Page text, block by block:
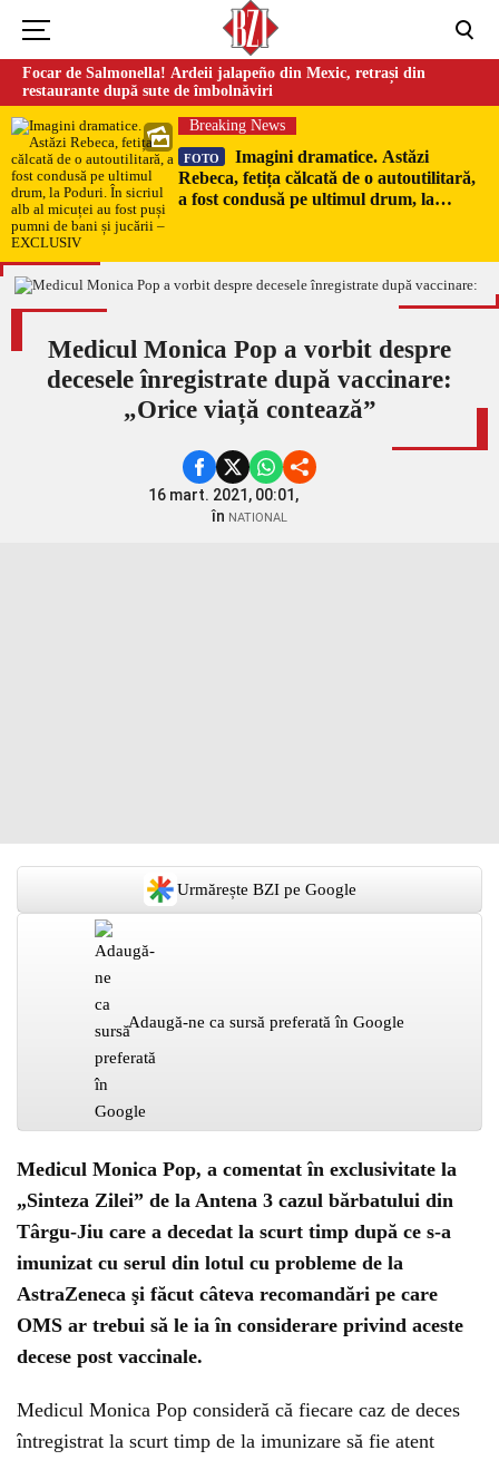
Focar de Salmonella! Ardeii jalapeño din Mexic, retrași din
restaurante după sute de îmbolnăviri
Breaking News
FOTO
Imagini dramatice. Astăzi
Rebeca, fetița călcată de o autoutilitară,
a fost condusă pe ultimul drum, la
EXCLUSIV
Medicul Monica Pop a vorbit despre
decesele înregistrate după vaccinare:
„Orice viață contează”
16 mart. 2021, 00:01,
în NATIONAL
Urmărește BZI pe Google
Adaugă-ne ca sursă preferată în Google
Medicul Monica Pop, a comentat în exclusivitate la
„Sinteza Zilei” de la Antena 3 cazul bărbatului din
Târgu-Jiu care a decedat la scurt timp după ce s-a
imunizat cu serul din lotul cu probleme de la
AstraZeneca şi făcut câteva recomandări pe care
OMS ar trebui să le ia în considerare privind aceste
decese post vaccinale.
Medicul Monica Pop consideră că fiecare caz de deces
întregistrat la scurt timp de la imunizare să fie atent